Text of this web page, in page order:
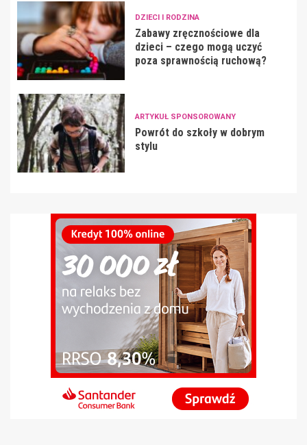
DZIECI I RODZINA
Zabawy zręcznościowe dla
dzieci – czego mogą uczyć
poza sprawnością ruchową?
ARTYKUŁ SPONSOROWANY
Powrót do szkoły w dobrym
stylu